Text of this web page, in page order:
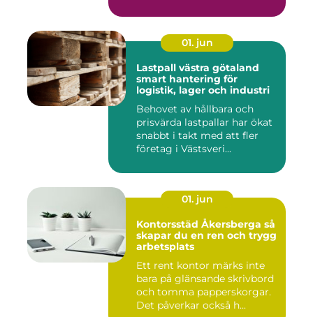
01. jun
Lastpall västra götaland
smart hantering för
logistik, lager och industri
Behovet av hållbara och
prisvärda lastpallar har ökat
snabbt i takt med att fler
företag i Västsveri...
01. jun
Kontorsstäd Åkersberga så
skapar du en ren och trygg
arbetsplats
Ett rent kontor märks inte
bara på glänsande skrivbord
och tomma papperskorgar.
Det påverkar också h...